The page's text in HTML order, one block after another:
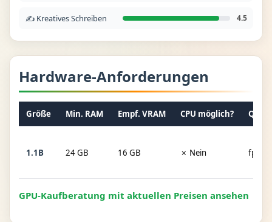
✍️ Kreatives Schreiben 4.5
Hardware-Anforderungen
Größe Min. RAM Empf. VRAM CPU möglich?
1.1B 24 GB 16 GB ✗ Nein fp16
GPU-Kaufberatung mit aktuellen Preisen ansehen